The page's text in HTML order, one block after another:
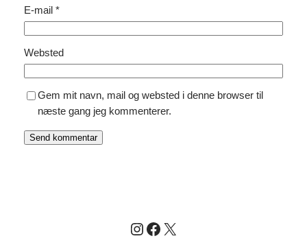
E-mail *
Websted
Gem mit navn, mail og websted i denne browser til
næste gang jeg kommenterer.
Instagram
Facebook
X